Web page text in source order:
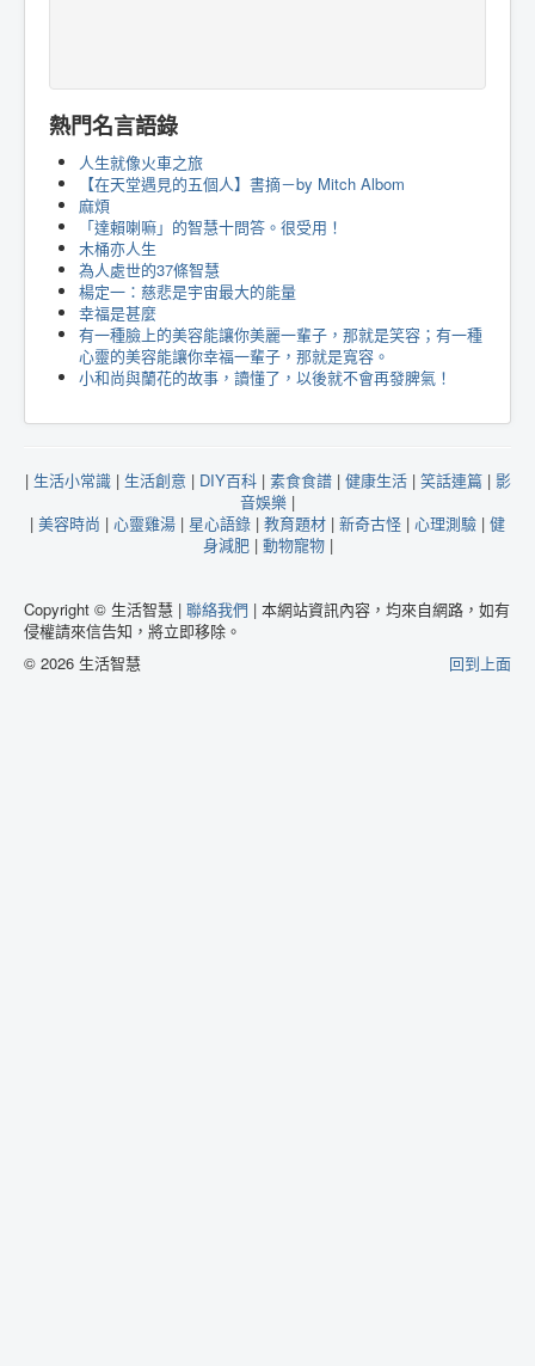
熱門名言語錄
人生就像火車之旅
【在天堂遇見的五個人】書摘－by Mitch Albom
麻煩
「達賴喇嘛」的智慧十問答。很受用！
木桶亦人生
為人處世的37條智慧
楊定一：慈悲是宇宙最大的能量
幸福是甚麼
有一種臉上的美容能讓你美麗一輩子，那就是笑容；有一種
心靈的美容能讓你幸福一輩子，那就是寬容。
小和尚與蘭花的故事，讀懂了，以後就不會再發脾氣！
| 生活小常識| 生活創意 | DIY百科| 素食食譜| 健康生活| 笑話連篇| 影
音娛樂 |
| 美容時尚 | 心靈雞湯 | 星心語錄 | 教育題材 | 新奇古怪 | 心理測驗 | 健
身減肥| 動物寵物|
Copyright © 生活智慧 | 聯絡我們 | 本網站資訊內容，均來自網路，如有
侵權請來信告知，將立即移除。
回到上面
© 2026 生活智慧